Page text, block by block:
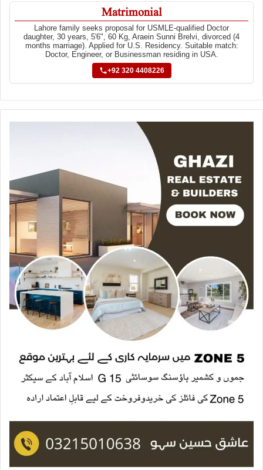
Matrimonial
Lahore family seeks proposal for USMLE-qualified Doctor
daughter, 30 years, 5'6", 60 Kg, Araein Sunni Brelvi, divorced (4
months marriage). Applied for U.S. Residency. Suitable match:
Doctor, Engineer, or Businessman residing in USA.
+92 320 4408226